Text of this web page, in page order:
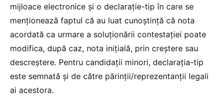
mijloace electronice și o declarație-tip în care se
menționează faptul că au luat cunoștință că nota
acordată ca urmare a soluționării contestației poate
modifica, după caz, nota inițială, prin creștere sau
descreștere. Pentru candidații minori, declarația-tip
este semnată și de către părinții/reprezentanții legali
ai acestora.